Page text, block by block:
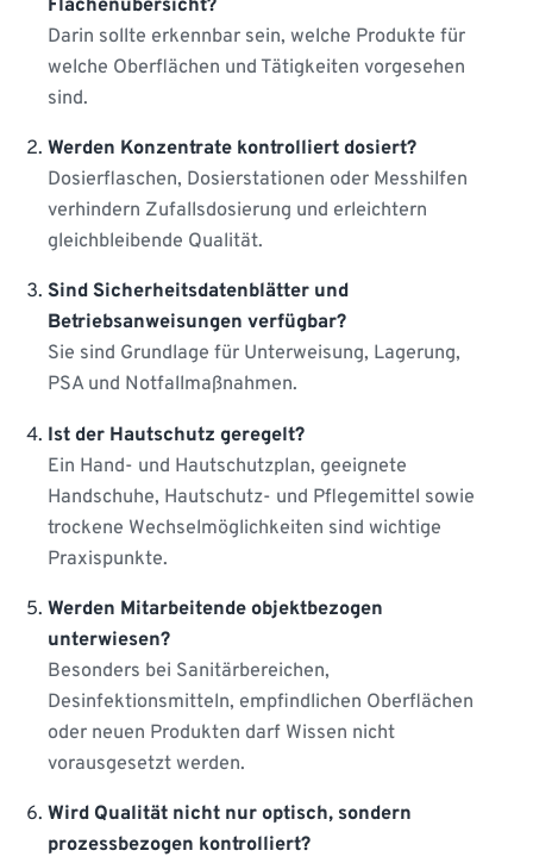
Flächenübersicht?
Darin sollte erkennbar sein, welche Produkte für
welche Oberflächen und Tätigkeiten vorgesehen
sind.
Werden Konzentrate kontrolliert dosiert?
Dosierflaschen, Dosierstationen oder Messhilfen
verhindern Zufallsdosierung und erleichtern
gleichbleibende Qualität.
Sind Sicherheitsdatenblätter und
Betriebsanweisungen verfügbar?
Sie sind Grundlage für Unterweisung, Lagerung,
PSA und Notfallmaßnahmen.
Ist der Hautschutz geregelt?
Ein Hand- und Hautschutzplan, geeignete
Handschuhe, Hautschutz- und Pflegemittel sowie
trockene Wechselmöglichkeiten sind wichtige
Praxispunkte.
Werden Mitarbeitende objektbezogen
unterwiesen?
Besonders bei Sanitärbereichen,
Desinfektionsmitteln, empfindlichen Oberflächen
oder neuen Produkten darf Wissen nicht
vorausgesetzt werden.
Wird Qualität nicht nur optisch, sondern
prozessbezogen kontrolliert?